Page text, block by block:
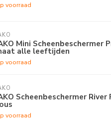
voorraad
Mini Scheenbeschermer
alle leeftijden
voorraad
Scheenbeschermer River
voorraad